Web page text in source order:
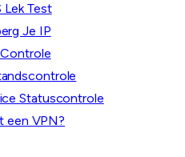
Lek Test
Je IP
Statuscontrole
een VPN?